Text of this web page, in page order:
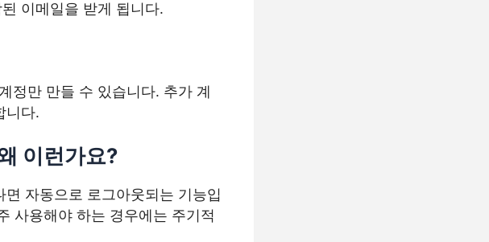
이메일을 받게 됩니다.
정만 만들 수 있습니다. 추가 계
니다.
이런가요?
자동으로 로그아웃되는 기능입
사용해야 하는 경우에는 주기적